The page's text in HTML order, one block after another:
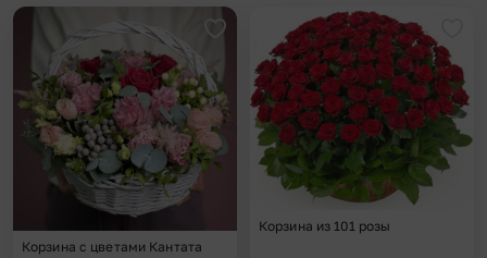
Добавить в избранное
Корзина с цветами Кантата
Корзина из 101 розы